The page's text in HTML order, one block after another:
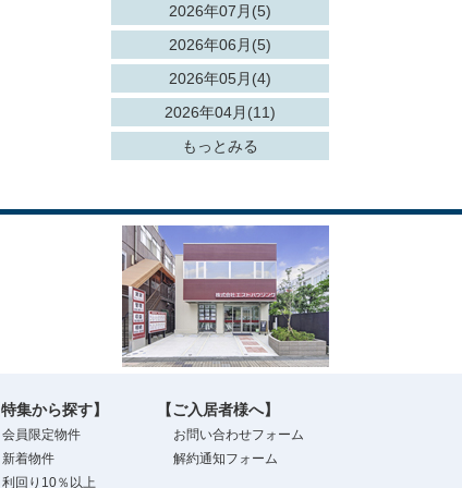
2026年07月(5)
2026年06月(5)
2026年05月(4)
2026年04月(11)
もっとみる
特集から探す】
会員限定物件
新着物件
利回り10％以上
【ご入居者様へ】
お問い合わせフォーム
解約通知フォーム